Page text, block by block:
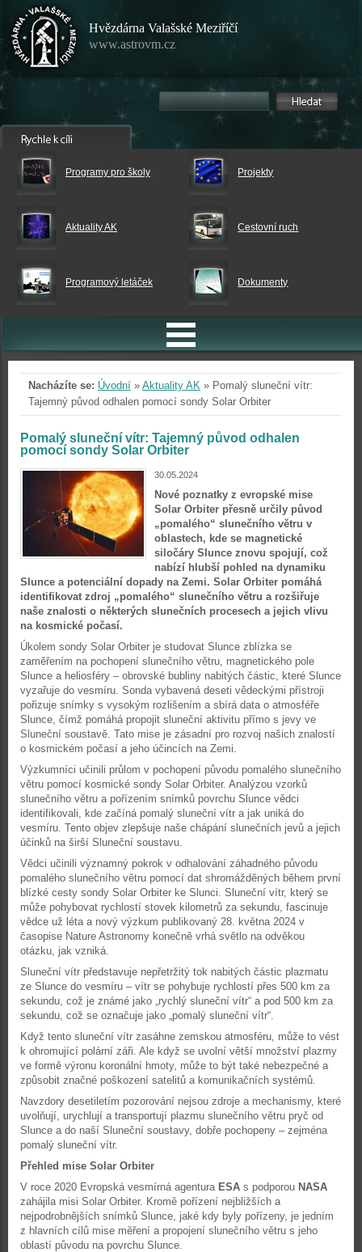
Hvězdárna Valašské Meziříčí
www.astrovm.cz
Programy pro školy Projekty
Aktuality AK Cestovní ruch
Programový letáček Dokumenty
Nacházíte se: Úvodní » Aktuality AK » Pomalý sluneční vítr:
Tajemný původ odhalen pomocí sondy Solar Orbiter
Pomalý sluneční vítr: Tajemný původ odhalen
pomocí sondy Solar Orbiter
30.05.2024
Nové poznatky z evropské mise
Solar Orbiter přesně určily původ
„pomalého“ slunečního větru v
oblastech, kde se magnetické
siločáry Slunce znovu spojují, což
nabízí hlubší pohled na dynamiku
Slunce a potenciální dopady na Zemi. Solar Orbiter pomáhá
identifikovat zdroj „pomalého“ slunečního větru a rozšiřuje
naše znalosti o některých slunečních procesech a jejich vlivu
na kosmické počasí.
Úkolem sondy Solar Orbiter je studovat Slunce zblízka se
zaměřením na pochopení slunečního větru, magnetického pole
Slunce a heliosféry – obrovské bubliny nabitých částic, které Slunce
vyzařuje do vesmíru. Sonda vybavená deseti vědeckými přístroji
pořizuje snímky s vysokým rozlišením a sbírá data o atmosféře
Slunce, čímž pomáhá propojit sluneční aktivitu přímo s jevy ve
Sluneční soustavě. Tato mise je zásadní pro rozvoj našich znalostí
o kosmickém počasí a jeho účincích na Zemi.
Výzkumníci učinili průlom v pochopení původu pomalého slunečního
větru pomocí kosmické sondy Solar Orbiter. Analýzou vzorků
slunečního větru a pořízením snímků povrchu Slunce vědci
identifikovali, kde začíná pomalý sluneční vítr a jak uniká do
vesmíru. Tento objev zlepšuje naše chápání slunečních jevů a jejich
účinků na širší Sluneční soustavu.
Vědci učinili významný pokrok v odhalování záhadného původu
pomalého slunečního větru pomocí dat shromážděných během první
blízké cesty sondy Solar Orbiter ke Slunci. Sluneční vítr, který se
může pohybovat rychlostí stovek kilometrů za sekundu, fascinuje
vědce už léta a nový výzkum publikovaný 28. května 2024 v
časopise Nature Astronomy konečně vrhá světlo na odvěkou
otázku, jak vzniká.
Sluneční vítr představuje nepřetržitý tok nabitých částic plazmatu
ze Slunce do vesmíru – vítr se pohybuje rychlostí přes 500 km za
sekundu, což je známé jako „rychlý sluneční vítr“ a pod 500 km za
sekundu, což se označuje jako „pomalý sluneční vítr“.
Když tento sluneční vítr zasáhne zemskou atmosféru, může to vést
k ohromující polární záři. Ale když se uvolní větší množství plazmy
ve formě výronu koronální hmoty, může to být také nebezpečné a
způsobit značné poškození satelitů a komunikačních systémů.
Navzdory desetiletím pozorování nejsou zdroje a mechanismy, které
uvolňují, urychlují a transportují plazmu slunečního větru pryč od
Slunce a do naší Sluneční soustavy, dobře pochopeny – zejména
pomalý sluneční vítr.
Přehled mise Solar Orbiter
V roce 2020 Evropská vesmírná agentura ESA s podporou NASA
zahájila misi Solar Orbiter. Kromě pořízení nejbližších a
nejpodrobnějších snímků Slunce, jaké kdy byly pořízeny, je jedním
z hlavních cílů mise měření a propojení slunečního větru s jeho
oblastí původu na povrchu Slunce.